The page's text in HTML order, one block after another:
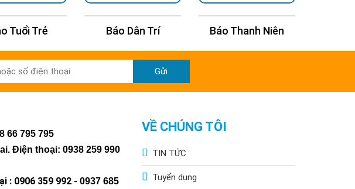
Tuổi Trẻ Báo Dân Trí Báo Thanh Niên
Gửi
66 795 795
Điện thoại: 0938 259 990
: 0906 359 992 - 0937 685
VỀ CHÚNG TÔI
TIN TỨC
Tuyển dụng